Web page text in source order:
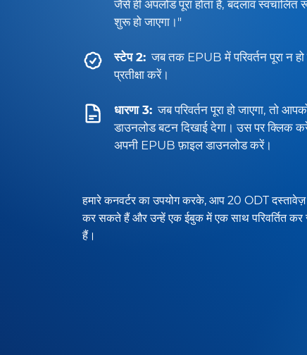
जैसे ही अपलोड पूरा होता है, बदलाव स्वचालित
शुरू हो जाएगा।"
स्टेप 2: जब तक EPUB में परिवर्तन पूरा न हो
प्रतीक्षा करें।
धारणा 3: जब परिवर्तन पूरा हो जाएगा, तो
डाउनलोड बटन दिखाई देगा। उस पर क्लिक
अपनी EPUB फ़ाइल डाउनलोड करें।
हमारे कनवर्टर का उपयोग करके, आप 20 ODT दस्तावेज़
कर सकते हैं और उन्हें एक ईबुक में एक साथ परिवर्तित
हैं।